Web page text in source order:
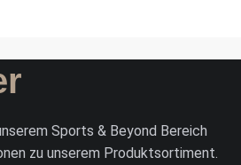
Sports & Beyond Bereich
zu unserem Produktsortiment.